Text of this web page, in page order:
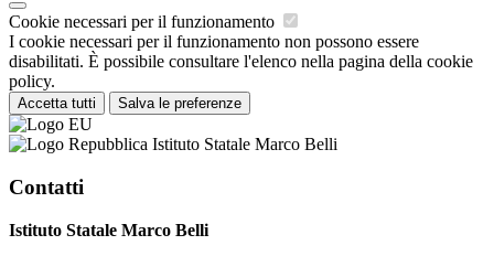
Cookie necessari per il funzionamento
I cookie necessari per il funzionamento non possono essere
disabilitati. È possibile consultare l'elenco nella pagina della cookie
policy.
Accetta tutti Salva le preferenze
Istituto Statale Marco Belli
Contatti
Istituto Statale Marco Belli